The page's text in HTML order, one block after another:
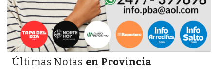
ONLINE
GRATIS
SUPLEMENTOS
DEPORTIVOS
EN
Últimas Notas en Provincia